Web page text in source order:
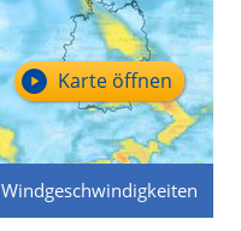
Windgeschwindigkeiten
Karte öffnen